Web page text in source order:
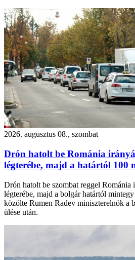
2026. augusztus 08., szombat
Drón hatolt be Románia
légterébe, majd a határtól 100
Drón hatolt be szombat reggel Románia
légterébe, majd a bolgár határtól
közölte Rumen Radev miniszterelnök a
ülése után.